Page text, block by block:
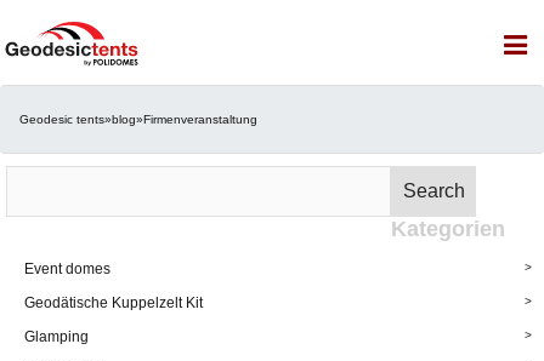
Geodesic tents»blog»Firmenveranstaltung
Suche
Search
Kategorien
Event domes
Geodätische Kuppelzelt Kit
Glamping